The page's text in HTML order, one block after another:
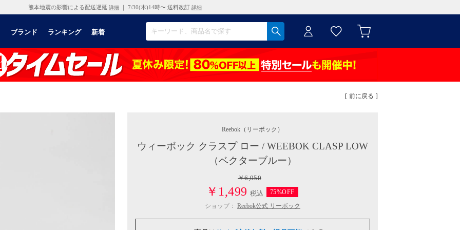
熊本地震の影響による配送遅延 詳細 ｜ 7/30(木)14時〜 送料改訂 詳細
ブランド ランキング 新着
[ 前に戻る ]
Reebok （リーボック）
ウィーボック クラスプ ロー / WEEBOK CLASP LOW
（ベクターブルー）
￥6,050
￥1,499 税込
75%OFF
ショップ： Reebok公式 リーボック